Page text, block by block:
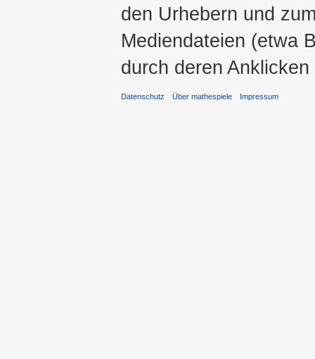
den Urhebern und
Mediendateien (etwa
durch deren
Datenschutz Über mathespiele Impressum